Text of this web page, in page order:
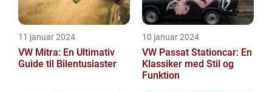
11 januar 2024
VW Mitra: En Ultimativ
Guide til Bilentusiaster
10 januar 2024
VW Passat Stationcar: En
Klassiker med Stil og
Funktion